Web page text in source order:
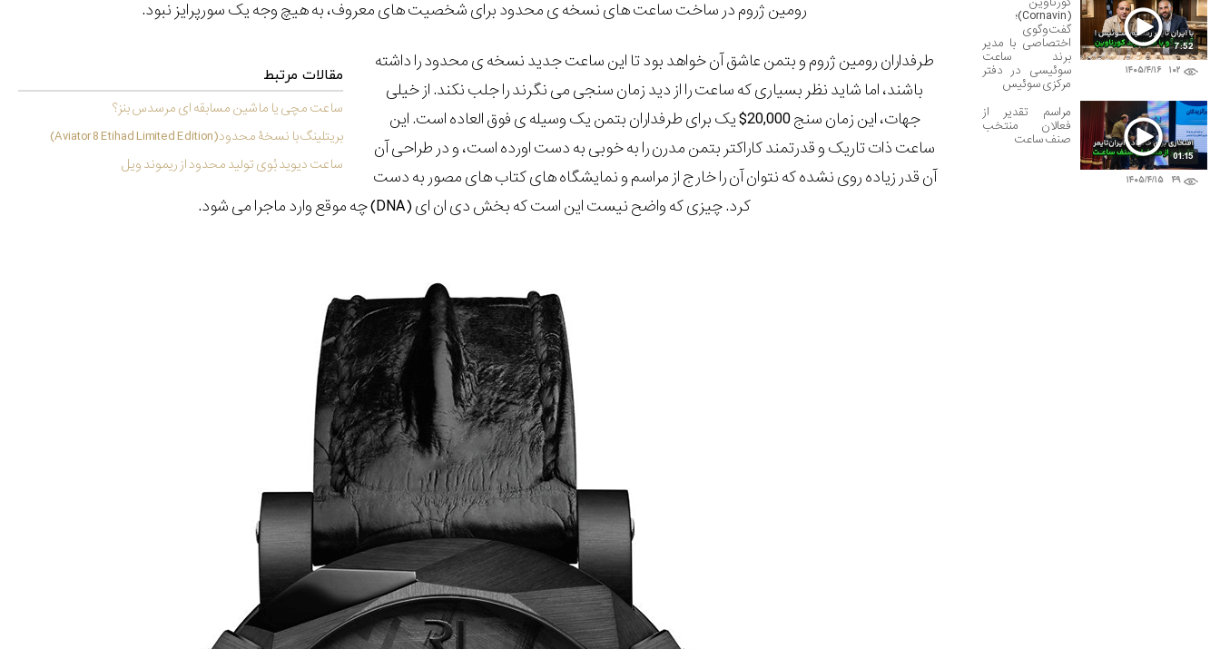
رومین ژروم در ساخت ساعت های نسخه ی محدود برای شخصیت های معروف، به هیچ وجه یک سورپرایز نبود.
مقالات مرتبط
ساعت مچی یا ماشین مسابقه ای مرسدس بنز؟
بریتلینگ با نسخۀ محدود(Aviator 8 Etihad Limited Edition)
ساعت دیوید بُوی تولید محدود از ریموند ویل
طرفداران رومین ژروم و بتمن عاشق آن خواهد بود تا این ساعت جدید نسخه ی محدود را داشته
باشند، اما شاید نظر بسیاری که ساعت را از دید زمان سنجی می نگرند را جلب نکند. از خیلی
جهات، این زمان سنج$20,000یک برای طرفداران بتمن یک وسیله ی فوق العاده است. این
ساعت ذات تاریک و قدرتمند کاراکتر بتمن مدرن را به خوبی به دست اورده است، و در طراحی آن
آن قدر زیاده روی نشده که نتوان آن را خارج از مراسم و نمایشگاه های کتاب های مصور به دست
کرد. چیزی که واضح نیست این است که بخش دی ان ای (DNA) چه موقع وارد ماجرا می شود.
۱۰۲ ۱۴۰۵/۴/۱۶
7:52
(Cornavin)؛
گفت‌وگوی
اختصاصی با مدیر
برند ساعت
سوئیسی در دفتر
مرکزی سوئیس
۴۹ ۱۴۰۵/۴/۱۵
01:15
مراسم تقدیر از
فعالان منتخب
صنف ساعت